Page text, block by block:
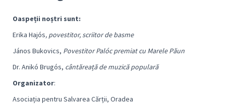
Oaspeții noștri sunt:
Erika Hajós, povestitor, scriitor de basme
János Bukovics, Povestitor Palóc premiat cu Marele Păun
Dr. Anikó Brugós, cântăreață de muzică populară
Organizator:
Asociația pentru Salvarea Cărții, Oradea